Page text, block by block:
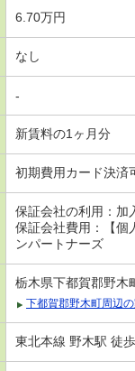
6.70万円
なし
-
新賃料の1ヶ月分
初期費用カード決済
保証会社の利用：加
保証会社費用：【個
ンパートナーズ
栃木県下都賀郡野木
下都賀郡野木町周辺
東北本線 野木駅 徒